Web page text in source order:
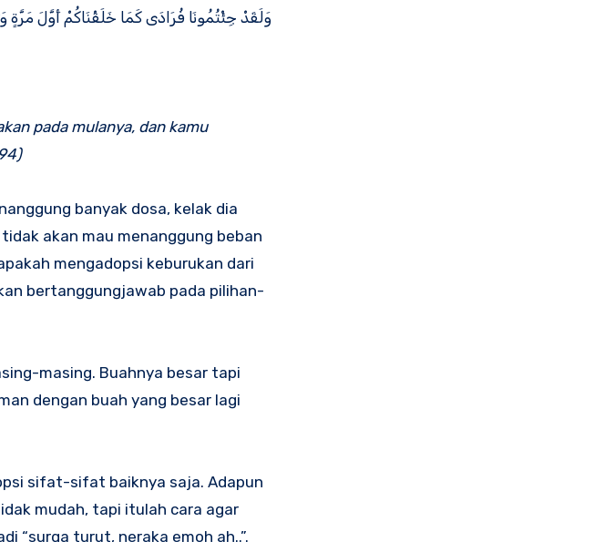
وَلَقَدْ جِئْتُمُونَا فُرَادَى كَمَا خَلَقْنَاكُمْ أَوَّلَ مَرَّةٍ
pada mulanya, dan kamu
banyak dosa, kelak dia
akan mau menanggung beban
mengadopsi keburukan dari
bertanggungjawab pada pilihan-
masing. Buahnya besar tapi
dengan buah yang besar lagi
sifat-sifat baiknya saja. Adapun
mudah, tapi itulah cara agar
“surga turut, neraka emoh ah..”.